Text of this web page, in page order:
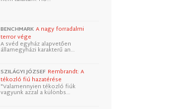
BENCHMARK A nagy forradalmi
terror vége
A svéd egyház alapvetően
államegyházi karakterű an…
SZILÁGYI JÓZSEF Rembrandt: A
tékozló fiú hazatérése
"Valamennyien tékozló fiúk
vagyunk azzal a különbs…